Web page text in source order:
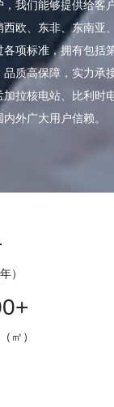
，我们能够提供给客
欧、东非、东南亚
项标准，拥有包括
质高保障，实力承
加拉核电站、比利时
外广大用户信赖。
）
+
㎡）